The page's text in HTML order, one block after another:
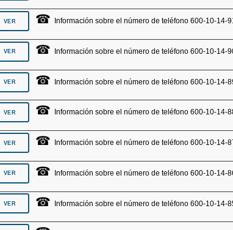
☎ Información sobre el número de teléfono 600-10-14-91
☎ Información sobre el número de teléfono 600-10-14-
☎ Información sobre el número de teléfono 600-10-14-
☎ Información sobre el número de teléfono 600-10-14-
☎ Información sobre el número de teléfono 600-10-14-
☎ Información sobre el número de teléfono 600-10-14-
☎ Información sobre el número de teléfono 600-10-14-